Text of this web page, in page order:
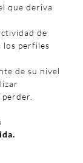
que deriva
de
los perfiles
de su nivel